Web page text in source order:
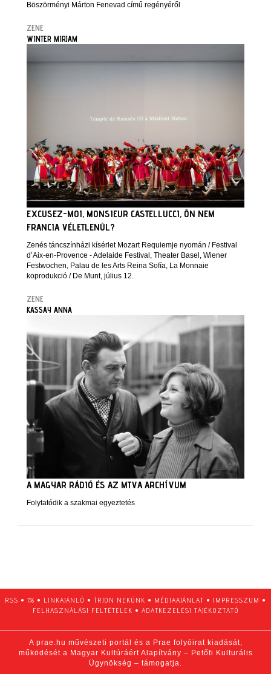
Böszörményi Márton Fenevad című regényéről
ZENE
WINTER MIRJAM
EXCUSEZ-MOI, MONSIEUR CASTELLUCCI, ÖN NEM
FRANCIA VÉLETLENÜL?
Zenés táncszínházi kísérlet Mozart Requiemje nyomán / Festival
d’Aix-en-Provence - Adelaide Festival, Theater Basel, Wiener
Festwochen, Palau de les Arts Reina Sofía, La Monnaie
koprodukció / De Munt, július 12.
ZENE
KASSAY ANNA
A MAGYAR RÁDIÓ ÉS AZ MTVA ARCHÍVUM
Folytatódik a szakmai egyeztetés
RSS • 1% • LINKAJÁNLÓ • ÍRJON NEKÜNK • MÉDIAAJÁNLAT • IMPRESSZUM •
FELHASZNÁLÁSI FELTÉTELEK • ADATKEZELÉSI TÁJÉKOZTATÓ
A prae.hu művészeti portál és a Prae folyóirat kiadását,
működését a Magyar Kultúráért Alapítvány – Petőfi Kulturális
Ügynökség – támogatja.